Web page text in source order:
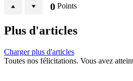
0 Points
Plus d'articles
Charger plus d'articles
Toutes nos félicitations. Vous avez